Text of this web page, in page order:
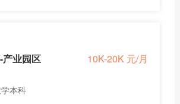
10K-20K 元/月
业园区
本科